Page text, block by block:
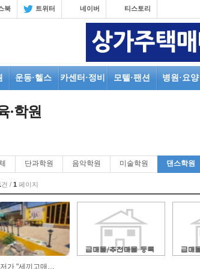
북 트위터 네이버 티스토리
운동·헬스 카센터·정비 모텔·팬션 병원·요양
·학원
단과학원 음악학원 미술학원 댄스학원
건 / 1 페이지
중저가 "세끼고매매" 투자용 / 주소오픈, 인천 상가1층 / 2억6천, 투자금대비 월세좋음 / 주인직, 세입…